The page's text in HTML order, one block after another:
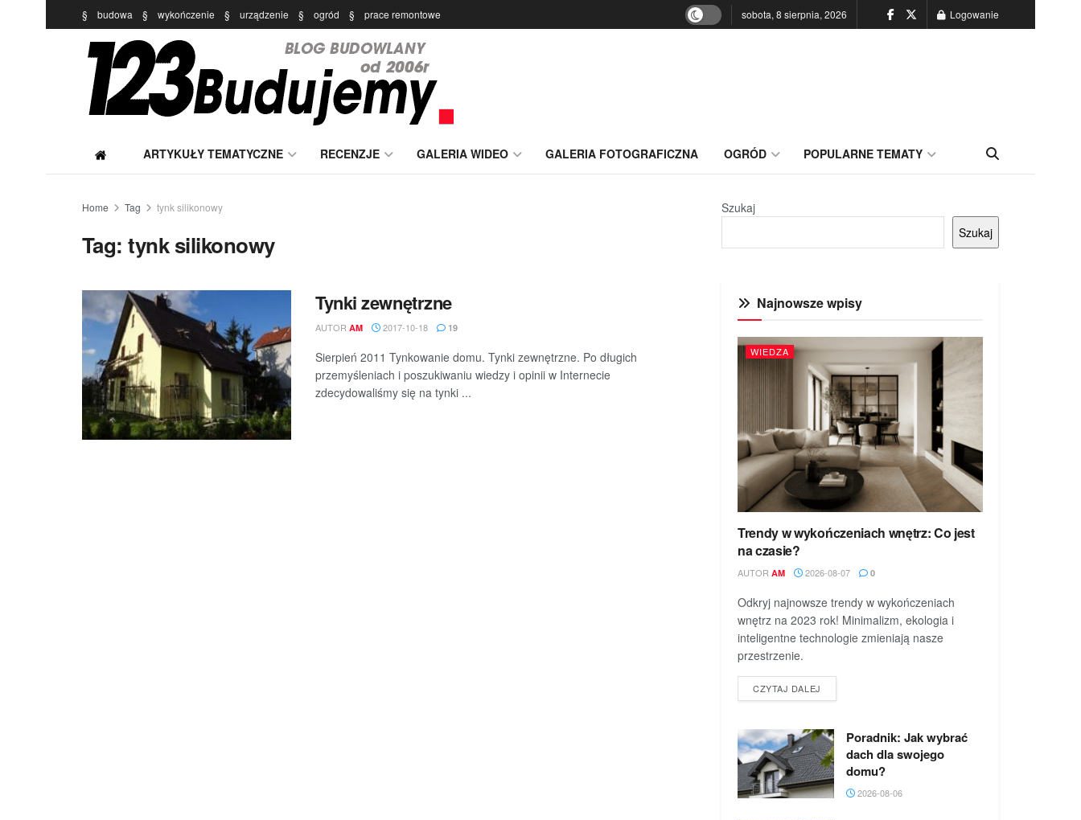
§ budowa § wykończenie § urządzenie § ogród § prace remontowe sobota, 8 sierpnia, 2026 Logowanie
ARTYKUŁY TEMATYCZNE RECENZJE GALERIA WIDEO GALERIA FOTOGRAFICZNA OGRÓD POPULARNE TEMATY
Home Tag tynk silikonowy
Tag:tynk silikonowy
Tynki zewnętrzne
AUTOR AM 2017-10-18 19
Sierpień 2011 Tynkowanie domu. Tynki zewnętrzne. Po długich
przemyśleniach i poszukiwaniu wiedzy i opinii w Internecie
zdecydowaliśmy się na tynki ...
Szukaj
Szukaj
Najnowsze wpisy
WIEDZA
Trendy w wykończeniach wnętrz: Co jest
na czasie?
AUTOR AM 2026-08-07 0
Odkryj najnowsze trendy w wykończeniach
wnętrz na 2023 rok! Minimalizm, ekologia i
inteligentne technologie zmieniają nasze
przestrzenie.
CZYTAJ DALEJ
Poradnik: Jak wybrać
dach dla swojego
domu?
2026-08-06